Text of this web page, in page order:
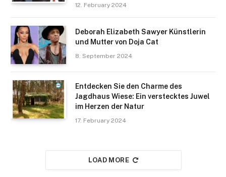
12. February 2024
Deborah Elizabeth Sawyer Künstlerin
und Mutter von Doja Cat
8. September 2024
Entdecken Sie den Charme des
Jagdhaus Wiese: Ein verstecktes Juwel
im Herzen der Natur
17. February 2024
LOAD MORE